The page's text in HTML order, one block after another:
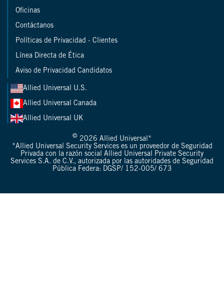
Oficinas
Contáctanos
Políticas de Privacidad - Clientes
Línea Directa de Ética
Aviso de Privacidad Candidatos
Allied Universal U.S.
Allied Universal Canada
Allied Universal UK
© 2026 Allied Universal*
*Allied Universal Security Services es un proveedor de Seguridad
Privada con la razón social Allied Universal Private Security
Services S.A. de C.V., autorizada por las autoridades de Seguridad
Pública Federa: DGSP/ 152-005/ 673